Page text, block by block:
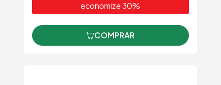
economize 30%
COMPRAR